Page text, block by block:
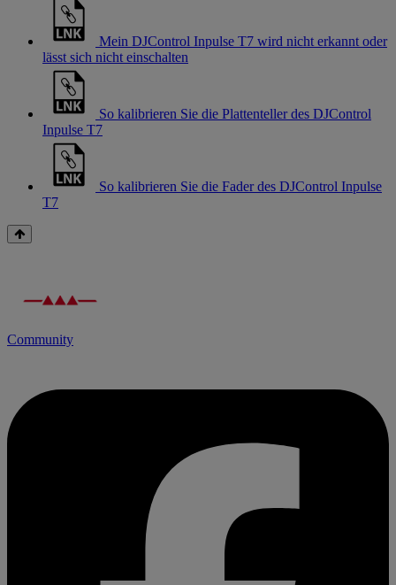
Mein DJControl Inpulse T7 wird nicht erkannt oder
lässt sich nicht einschalten
So kalibrieren Sie die Plattenteller des DJControl
Inpulse T7
So kalibrieren Sie die Fader des DJControl Inpulse
T7
Community